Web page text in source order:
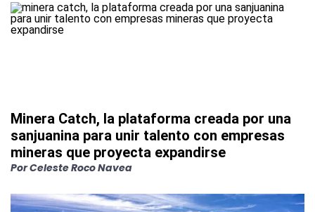
Minera Catch, la plataforma creada por una
sanjuanina para unir talento con empresas
mineras que proyecta expandirse
PorCeleste Roco Navea